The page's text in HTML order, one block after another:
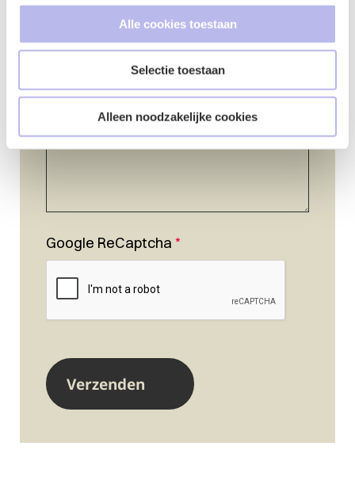
Alle cookies toestaan
Selectie toestaan
Alleen noodzakelijke cookies
Vraag of opmerking*
Google ReCaptcha *